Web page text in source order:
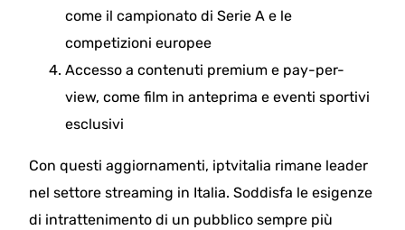
come il campionato di Serie A e le
competizioni europee
Accesso a contenuti premium e pay-per-
view, come film in anteprima e eventi sportivi
esclusivi
Con questi aggiornamenti, iptvitalia rimane leader
nel settore streaming in Italia. Soddisfa le esigenze
di intrattenimento di un pubblico sempre più